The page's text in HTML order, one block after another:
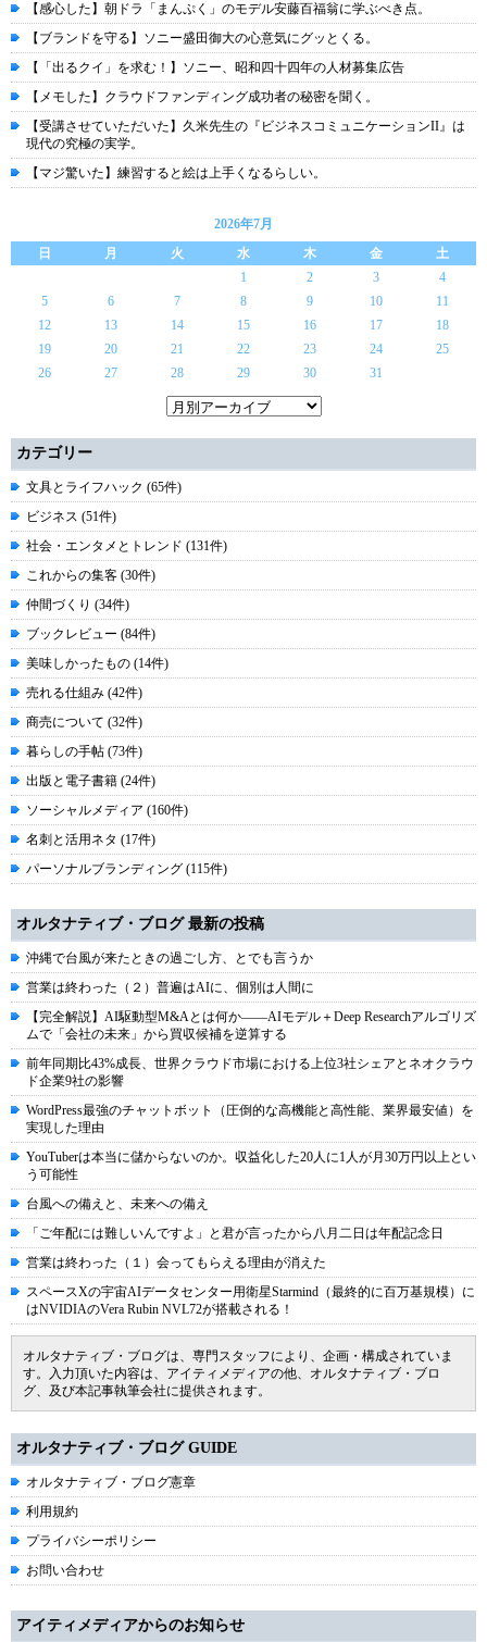
【感心した】朝ドラ「まんぷく」のモデル安藤百福翁に学ぶべき点。
【ブランドを守る】ソニー盛田御大の心意気にグッとくる。
【「出るクイ」を求む！】ソニー、昭和四十四年の人材募集広告
【メモした】クラウドファンディング成功者の秘密を聞く。
【受講させていただいた】久米先生の『ビジネスコミュニケーションII』は
現代の究極の実学。
【マジ驚いた】練習すると絵は上手くなるらしい。
2026年7月
日
月 火 水 木 金
土
1
2 3
4
5
6 7 8 9 10
11
12
13 14 15 16 17
18
19
20 21 22 23 24
25
26
27 28 29 30 31
カテゴリー
文具とライフハック (65件)
ビジネス (51件)
社会・エンタメとトレンド (131件)
これからの集客 (30件)
仲間づくり (34件)
ブックレビュー (84件)
美味しかったもの (14件)
売れる仕組み (42件)
商売について (32件)
暮らしの手帖 (73件)
出版と電子書籍 (24件)
ソーシャルメディア (160件)
名刺と活用ネタ (17件)
パーソナルブランディング (115件)
オルタナティブ・ブログ 最新の投稿
沖縄で台風が来たときの過ごし方、とでも言うか
営業は終わった（２）普遍はAIに、個別は人間に
【完全解説】AI駆動型M&Aとは何か――AIモデル＋Deep Researchアルゴリズ
ムで「会社の未来」から買収候補を逆算する
前年同期比43%成長、世界クラウド市場における上位3社シェアとネオクラウ
ド企業9社の影響
WordPress最強のチャットボット（圧倒的な高機能と高性能、業界最安値）を
実現した理由
YouTuberは本当に儲からないのか。収益化した20人に1人が月30万円以上とい
う可能性
台風への備えと、未来への備え
「ご年配には難しいんですよ」と君が言ったから八月二日は年配記念日
営業は終わった（１）会ってもらえる理由が消えた
スペースXの宇宙AIデータセンター用衛星Starmind（最終的に百万基規模）に
はNVIDIAのVera Rubin NVL72が搭載される！
オルタナティブ・ブログは、専門スタッフにより、企画・構成されていま
す。入力頂いた内容は、アイティメディアの他、オルタナティブ・ブロ
グ、及び本記事執筆会社に提供されます。
オルタナティブ・ブログ GUIDE
オルタナティブ・ブログ憲章
利用規約
プライバシーポリシー
お問い合わせ
アイティメディアからのお知らせ